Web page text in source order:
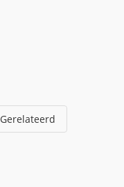
Gerelateerd